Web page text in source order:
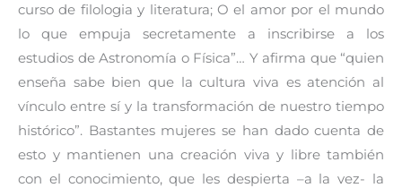
curso de filologia y literatura; O el amor por el mundo
lo que empuja secretamente a inscribirse a los
estudios de Astronomía o Física”… Y afirma que “quien
enseña sabe bien que la cultura viva es atención al
vínculo entre sí y la transformación de nuestro tiempo
histórico”. Bastantes mujeres se han dado cuenta de
esto y mantienen una creación viva y libre también
con el conocimiento, que les despierta –a la vez- la